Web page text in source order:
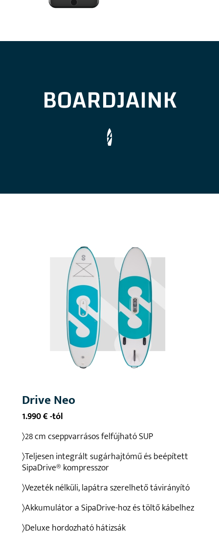
BOARDJAINK
Drive Neo
1.990 € -tól
〉28 cm cseppvarrásos felfújható SUP
〉Teljesen integrált sugárhajtómű és beépített
SipaDrive® kompresszor
〉Vezeték nélküli, lapátra szerelhető távirányító
〉Akkumulátor a SipaDrive-hoz és töltő kábelhez
〉Deluxe hordozható hátizsák